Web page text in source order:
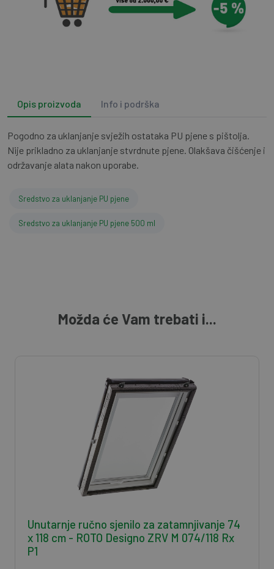
Opis proizvoda Info i podrška
Pogodno za uklanjanje svježih ostataka PU pjene s pištolja.
Nije prikladno za uklanjanje stvrdnute pjene. Olakšava čišćenje i
održavanje alata nakon uporabe.
Sredstvo za uklanjanje PU pjene
Sredstvo za uklanjanje PU pjene 500 ml
Možda će Vam trebati i...
Unutarnje ručno sjenilo za zatamnjivanje 74
x 118 cm - ROTO Designo ZRV M 074/118 Rx
P1